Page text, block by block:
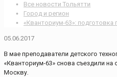
Все новости Тольятти
Город и регион
«Кванториум-63»: подготовка
05.06.2017
В мае преподаватели детского
«Кванториум-63» снова съездили на
Москву.